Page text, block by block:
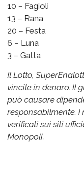
10 – Fagioli
13 – Rana
20 – Festa
6 – Luna
3 – Gatta
Il Lotto,
vincite in denaro. Il
può causare
responsabilmente. I
verificati sui siti
Monopoli.